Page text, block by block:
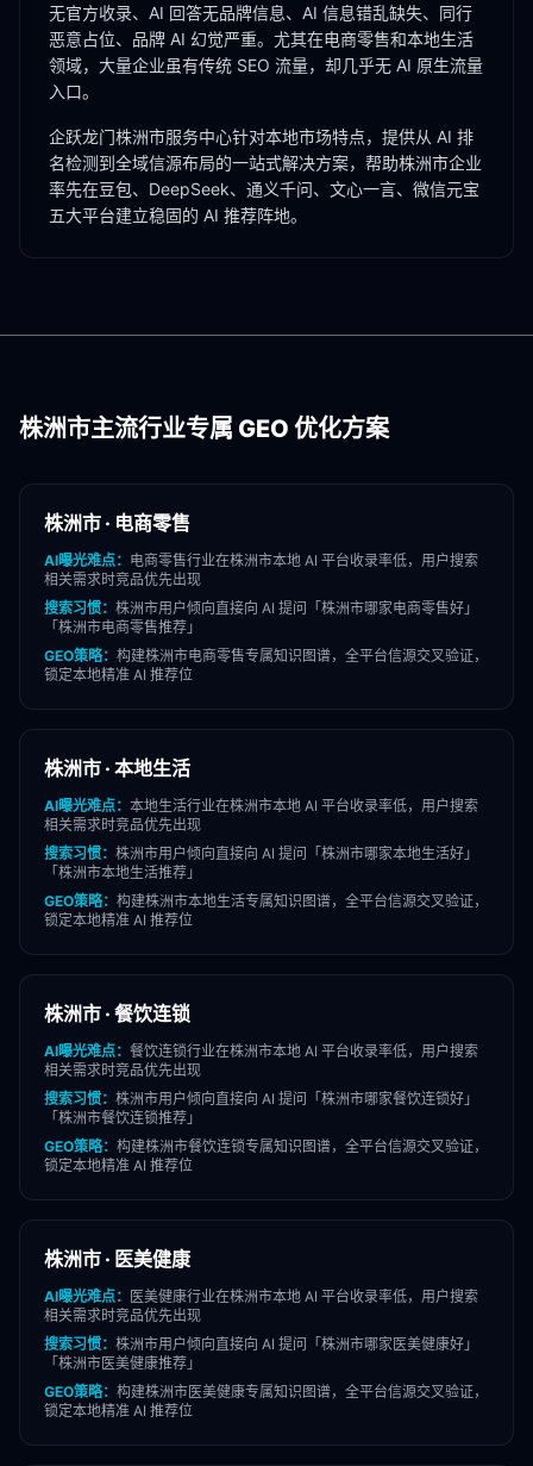
无官方收录、AI 回答无品牌信息、AI 信息错乱缺失、同行
恶意占位、品牌 AI 幻觉严重。尤其在电商零售和本地生活
领域，大量企业虽有传统 SEO 流量，却几乎无 AI 原生流量
入口。
企跃龙门株洲市服务中心针对本地市场特点，提供从 AI 排
名检测到全域信源布局的一站式解决方案，帮助株洲市企业
率先在豆包、DeepSeek、通义千问、文心一言、微信元宝
五大平台建立稳固的 AI 推荐阵地。
株洲市主流行业专属 GEO 优化方案
株洲市 · 电商零售
AI曝光难点： 电商零售行业在株洲市本地 AI 平台收录率低，用户搜索
相关需求时竞品优先出现
搜索习惯： 株洲市用户倾向直接向 AI 提问「 株洲市哪家电商零售好」
「 株洲市电商零售推荐」
GEO策略： 构建株洲市电商零售专属知识图谱，全平台信源交叉验证，
锁定本地精准 AI 推荐位
株洲市 · 本地生活
AI曝光难点： 本地生活行业在株洲市本地 AI 平台收录率低，用户搜索
相关需求时竞品优先出现
搜索习惯： 株洲市用户倾向直接向 AI 提问「 株洲市哪家本地生活好」
「 株洲市本地生活推荐」
GEO策略： 构建株洲市本地生活专属知识图谱，全平台信源交叉验证，
锁定本地精准 AI 推荐位
株洲市 · 餐饮连锁
AI曝光难点： 餐饮连锁行业在株洲市本地 AI 平台收录率低，用户搜索
相关需求时竞品优先出现
搜索习惯： 株洲市用户倾向直接向 AI 提问「 株洲市哪家餐饮连锁好」
「 株洲市餐饮连锁推荐」
GEO策略： 构建株洲市餐饮连锁专属知识图谱，全平台信源交叉验证，
锁定本地精准 AI 推荐位
株洲市 · 医美健康
AI曝光难点： 医美健康行业在株洲市本地 AI 平台收录率低，用户搜索
相关需求时竞品优先出现
搜索习惯： 株洲市用户倾向直接向 AI 提问「 株洲市哪家医美健康好」
「 株洲市医美健康推荐」
GEO策略： 构建株洲市医美健康专属知识图谱，全平台信源交叉验证，
锁定本地精准 AI 推荐位